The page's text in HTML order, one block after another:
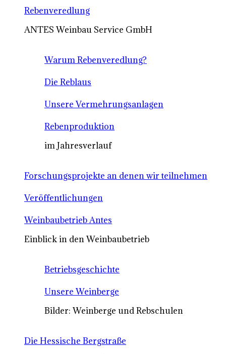
Rebenveredlung
ANTES Weinbau Service GmbH
Warum Rebenveredlung?
Die Reblaus
Unsere Vermehrungsanlagen
Rebenproduktion
im Jahresverlauf
Forschungsprojekte an denen wir teilnehmen
Veröffentlichungen
Weinbaubetrieb Antes
Einblick in den Weinbaubetrieb
Betriebsgeschichte
Unsere Weinberge
Bilder: Weinberge und Rebschulen
Die Hessische Bergstraße